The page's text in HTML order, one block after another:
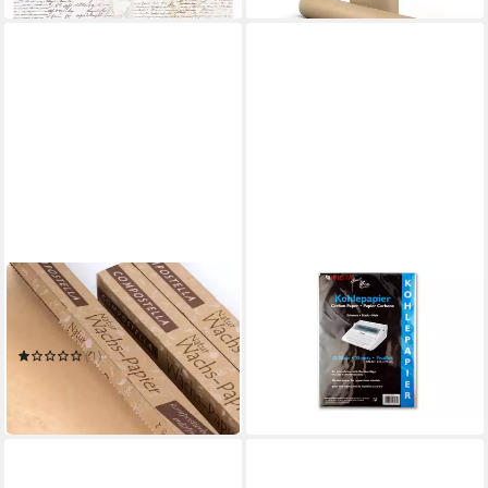
ECO WAREHOUSE
Backpapier Natur - Wachs-
Papier 8m Rolle
(1)
in 4-5 Werktagen bei dir
Geschäftspapier 25 Blatt
Kohlepapier DIN A4
in 3-4 Werktagen bei dir